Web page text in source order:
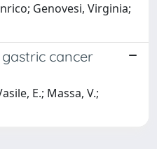
Genovesi, Virginia;
cancer
E.; Massa, V.;